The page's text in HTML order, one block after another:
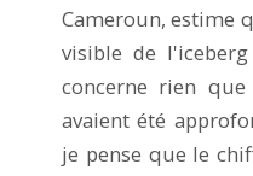
Cameroun, estime
visible de
concerne rien que
avaient été
je pense que le